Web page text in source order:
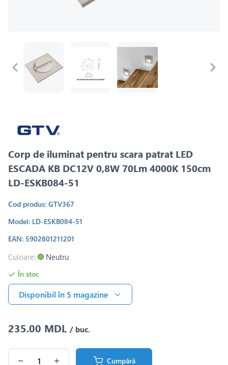
Corp de iluminat pentru scara patrat LED
ESCADA KB DC12V 0,8W 70Lm 4000K 150cm
LD-ESKB084-51
Cod produs: GTV367
Model: LD-ESKB084-51
EAN: 5902801211201
Culoare: Neutru
În stoc
Disponibil în 5 magazine
235.00 MDL / buc.
Cumpără